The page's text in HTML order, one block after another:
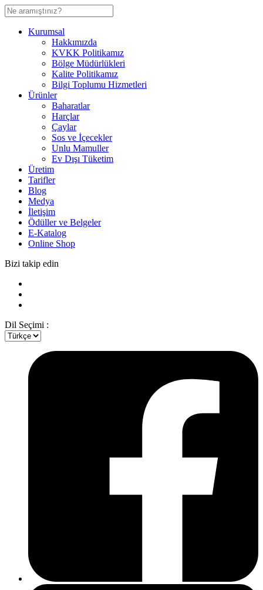
Kurumsal
Hakkımızda
KVKK Politikamız
Bölge Müdürlükleri
Kalite Politikamız
Bilgi Toplumu Hizmetleri
Ürünler
Baharatlar
Harçlar
Çaylar
Sos ve İçecekler
Unlu Mamuller
Ev Dışı Tüketim
Üretim
Tarifler
Blog
Medya
İletişim
Ödüller ve Belgeler
E-Katalog
Online Shop
Bizi takip edin
Dil Seçimi :